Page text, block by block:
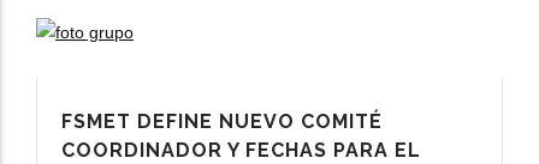
FSMET DEFINE NUEVO COMITÉ
COORDINADOR Y FECHAS PARA EL